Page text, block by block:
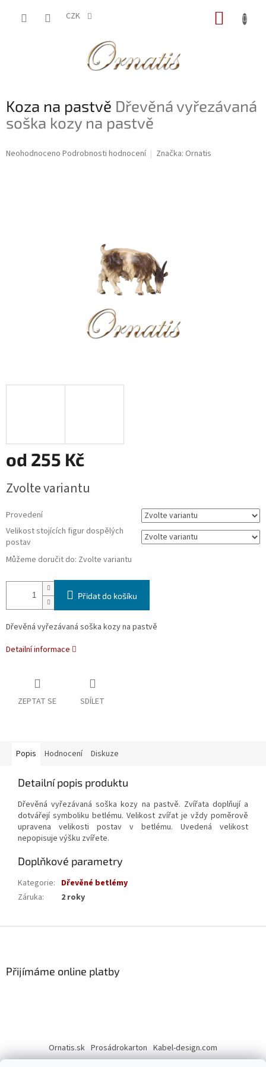
CZK
Koza na pastvě Dřevěná vyřezávaná
soška kozy na pastvě
Průměrné
Neohodnoceno Podrobnosti hodnocení Značka: Ornatis
od 255 Kč
cena:
Zvolte variantu
Provedení
Velikost stojících figur dospělých
postav
Můžeme doručit do: Zvolte variantu
Přidat do košíku
Dřevěná vyřezávaná soška kozy na pastvě
Detailní informace
ZEPTAT SE SDÍLET
Popis Hodnocení Diskuze
Detailní popis produktu
Dřevěná vyřezávaná soška kozy na pastvě. Zvířata doplňují a
dotvářejí symboliku betlému. Velikost zvířat je vždy poměrově
upravena velikosti postav v betlému. Uvedená velikost
nepopisuje výšku zvířete.
Doplňkové parametry
Kategorie: Dřevěné betlémy
Záruka: 2 roky
Přijímáme online platby
Ornatis.sk Prosádrokarton Kabel-design.com